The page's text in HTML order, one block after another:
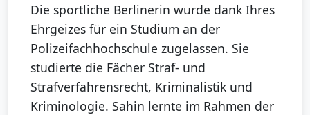
Die sportliche Berlinerin wurde dank Ihres
Ehrgeizes für ein Studium an der
Polizeifachhochschule zugelassen. Sie
studierte die Fächer Straf- und
Strafverfahrensrecht, Kriminalistik und
Kriminologie. Sahin lernte im Rahmen der